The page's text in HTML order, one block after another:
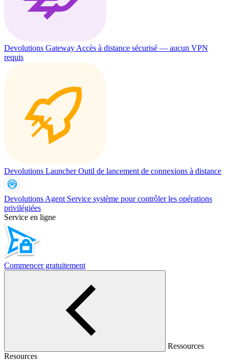
Devolutions Gateway Accès à distance sécurisé — aucun VPN
requis
Devolutions Launcher Outil de lancement de connexions à distance
Devolutions Agent Service système pour contrôler les opérations
privilégiées
Service en ligne
Commencer gratuitement
Ressources
Resources